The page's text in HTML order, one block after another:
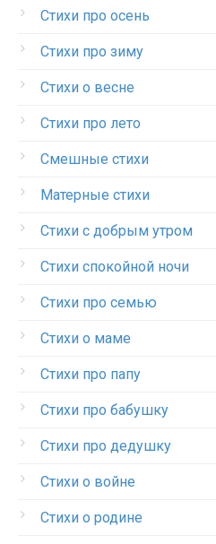
Стихи про осень
Стихи про зиму
Стихи о весне
Стихи про лето
Смешные стихи
Матерные стихи
Стихи с добрым утром
Стихи спокойной ночи
Стихи про семью
Стихи о маме
Стихи про папу
Стихи про бабушку
Стихи про дедушку
Стихи о войне
Стихи о родине